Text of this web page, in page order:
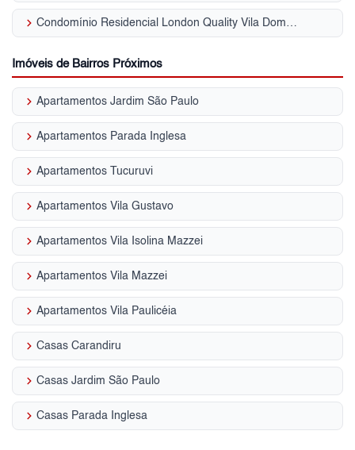
keyboard_arrow_right Condomínio Residencial London Quality Vila Dom Pedro II
Imóveis de Bairros Próximos
keyboard_arrow_right Apartamentos Jardim São Paulo
keyboard_arrow_right Apartamentos Parada Inglesa
keyboard_arrow_right Apartamentos Tucuruvi
keyboard_arrow_right Apartamentos Vila Gustavo
keyboard_arrow_right Apartamentos Vila Isolina Mazzei
keyboard_arrow_right Apartamentos Vila Mazzei
keyboard_arrow_right Apartamentos Vila Paulicéia
keyboard_arrow_right Casas Carandiru
keyboard_arrow_right Casas Jardim São Paulo
keyboard_arrow_right Casas Parada Inglesa